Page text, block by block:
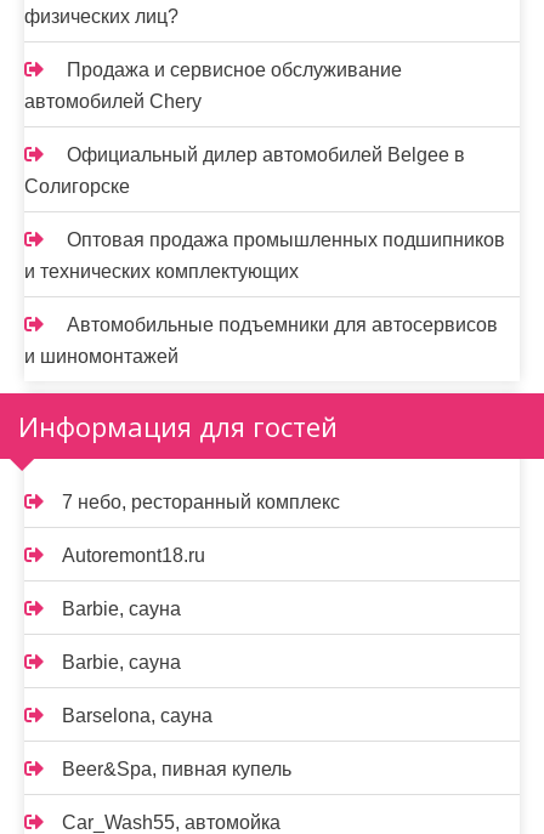
физических лиц?
Продажа и сервисное обслуживание
автомобилей Chery
Официальный дилер автомобилей Belgee в
Солигорске
Оптовая продажа промышленных подшипников
и технических комплектующих
Автомобильные подъемники для автосервисов
и шиномонтажей
Информация для гостей
7 небо, ресторанный комплекс
Autoremont18.ru
Barbie, сауна
Barbie, сауна
Barselona, сауна
Beer&Spa, пивная купель
Car_Wash55, автомойка